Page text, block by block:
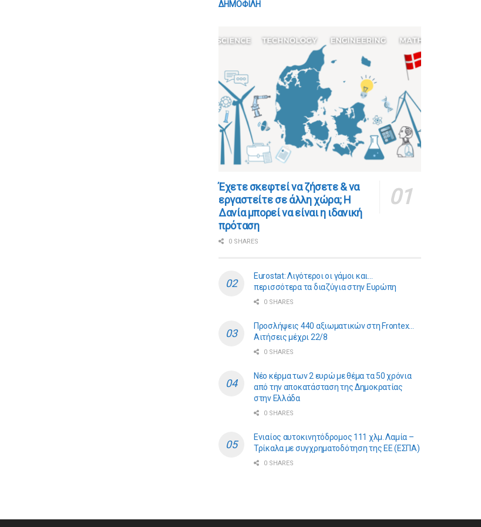
ΔΗΜΟΦΙΛΗ
​​Έχετε σκεφτεί να ζήσετε & να
εργαστείτε σε άλλη χώρα; Η
Δανία μπορεί να είναι η ιδανική
πρόταση
0 SHARES
Eurostat: Λιγότεροι οι γάμοι και…
περισσότερα τα διαζύγια στην Ευρώπη
0 SHARES
Προσλήψεις 440 αξιωματικών στη Frontex…
Αιτήσεις μέχρι 22/8
0 SHARES
Νέο κέρμα των 2 ευρώ με θέμα τα 50 χρόνια
από την αποκατάσταση της Δημοκρατίας
στην Ελλάδα
0 SHARES
Ενιαίος αυτοκινητόδρομος 111 χλμ. Λαμία –
Τρίκαλα με συγχρηματοδότηση της ΕE (ΕΣΠΑ)
0 SHARES